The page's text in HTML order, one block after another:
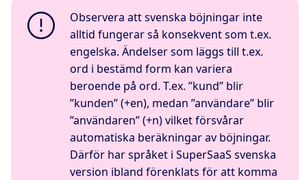
Observera att svenska böjningar inte
alltid fungerar så konsekvent som t.ex.
engelska. Ändelser som läggs till t.ex.
ord i bestämd form kan variera
beroende på ord. T.ex. ”kund” blir
”kunden” (+en), medan ”användare” blir
”användaren” (+n) vilket försvårar
automatiska beräkningar av böjningar.
Därför har språket i SuperSaaS svenska
version ibland förenklats för att komma